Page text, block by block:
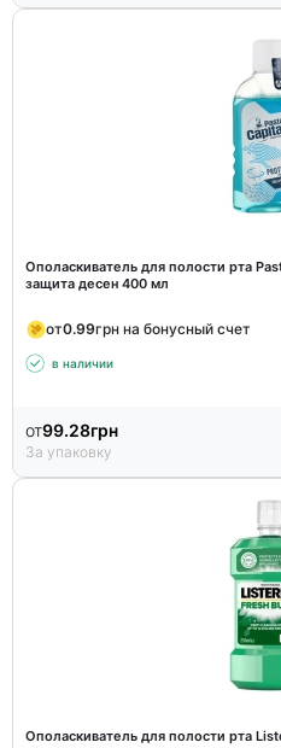
Ополаскиватель для полости рта
защита десен 400 мл
от0.99грн на бонусный счет
в наличии
от99.28грн
За упаковку
Ополаскиватель для полости рта